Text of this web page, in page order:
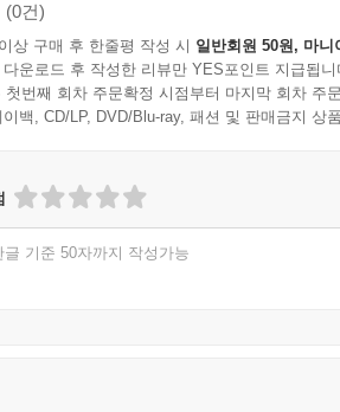
(0건)
상 구매 후 한줄평 작성 시 일반회원 50원, 마니
운로드 후 작성한 리뷰만 YES포인트 지급됩니
첫번째 회차 주문확정 시점부터 마지막 회차 주
백, CD/LP, DVD/Blu-ray, 패션 및 판매금지 상
글 기준 50자까지 작성가능